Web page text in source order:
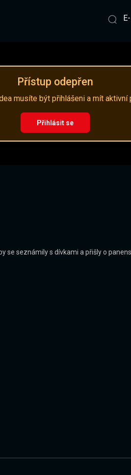
Přístup odepřen
musíte být přihlášeni a mít aktivní
Přihlásit se
se seznámily s dívkami a přišly o